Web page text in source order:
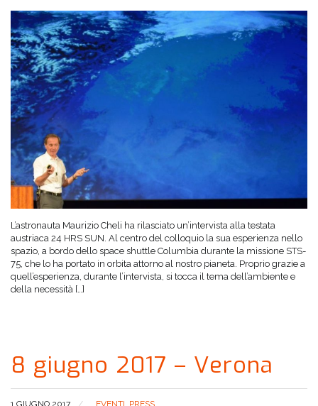
L’astronauta Maurizio Cheli ha rilasciato un’intervista alla testata
austriaca 24 HRS SUN. Al centro del colloquio la sua esperienza nello
spazio, a bordo dello space shuttle Columbia durante la missione STS-
75, che lo ha portato in orbita attorno al nostro pianeta. Proprio grazie a
quell’esperienza, durante l’intervista, si tocca il tema dell’ambiente e
della necessità […]
8 giugno 2017 – Verona
1 GIUGNO 2017 EVENTI, PRESS